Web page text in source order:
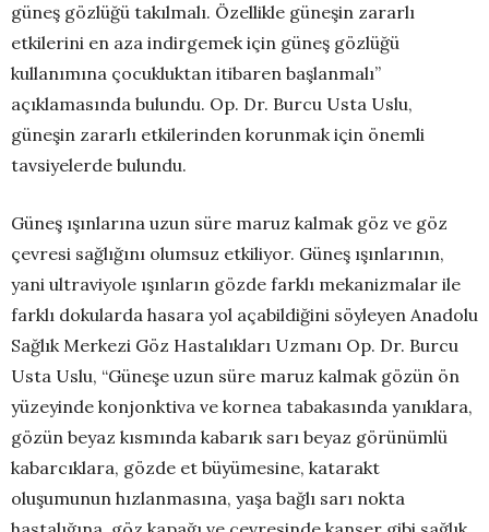
güneş gözlüğü takılmalı. Özellikle güneşin zararlı
etkilerini en aza indirgemek için güneş gözlüğü
kullanımına çocukluktan itibaren başlanmalı”
açıklamasında bulundu. Op. Dr. Burcu Usta Uslu,
güneşin zararlı etkilerinden korunmak için önemli
tavsiyelerde bulundu.
Güneş ışınlarına uzun süre maruz kalmak göz ve göz
çevresi sağlığını olumsuz etkiliyor. Güneş ışınlarının,
yani ultraviyole ışınların gözde farklı mekanizmalar ile
farklı dokularda hasara yol açabildiğini söyleyen Anadolu
Sağlık Merkezi Göz Hastalıkları Uzmanı Op. Dr. Burcu
Usta Uslu, “Güneşe uzun süre maruz kalmak gözün ön
yüzeyinde konjonktiva ve kornea tabakasında yanıklara,
gözün beyaz kısmında kabarık sarı beyaz görünümlü
kabarcıklara, gözde et büyümesine, katarakt
oluşumunun hızlanmasına, yaşa bağlı sarı nokta